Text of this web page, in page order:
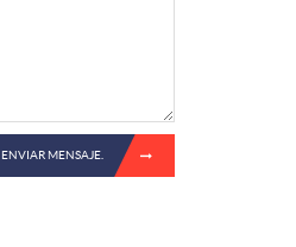
ENVIAR MENSAJE.